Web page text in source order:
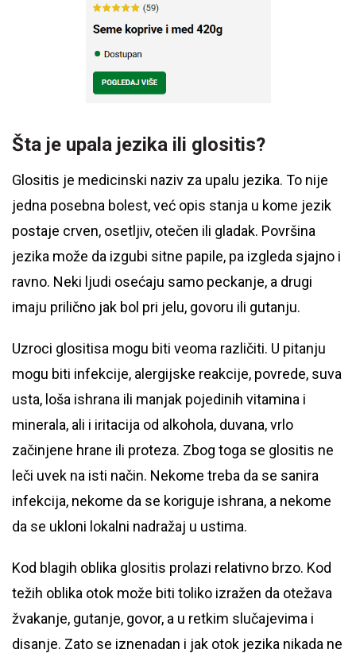
Šta je upala jezika ili glositis?
Glositis je medicinski naziv za upalu jezika. To nije
jedna posebna bolest, već opis stanja u kome jezik
postaje crven, osetljiv, otečen ili gladak. Površina
jezika može da izgubi sitne papile, pa izgleda sjajno i
ravno. Neki ljudi osećaju samo peckanje, a drugi
imaju prilično jak bol pri jelu, govoru ili gutanju.
Uzroci glositisa mogu biti veoma različiti. U pitanju
mogu biti infekcije, alergijske reakcije, povrede, suva
usta, loša ishrana ili manjak pojedinih vitamina i
minerala, ali i iritacija od alkohola, duvana, vrlo
začinjene hrane ili proteza. Zbog toga se glositis ne
leči uvek na isti način. Nekome treba da se sanira
infekcija, nekome da se koriguje ishrana, a nekome
da se ukloni lokalni nadražaj u ustima.
Kod blagih oblika glositis prolazi relativno brzo. Kod
težih oblika otok može biti toliko izražen da otežava
žvakanje, gutanje, govor, a u retkim slučajevima i
disanje. Zato se iznenadan i jak otok jezika nikada ne